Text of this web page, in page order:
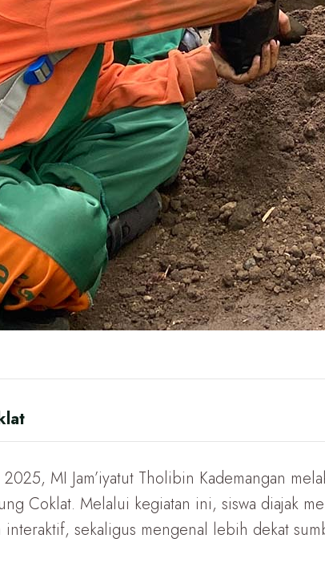
MI Jam’iyatut Tholibin Kademangan
Coklat. Melalui kegiatan ini, siswa diajak
interaktif, sekaligus mengenal lebih dekat